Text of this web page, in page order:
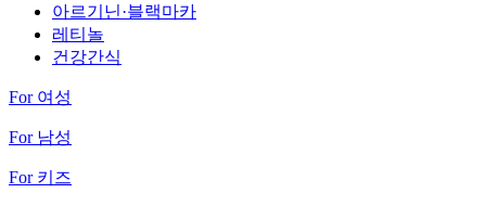
아르기닌·블랙마카
레티놀
건강간식
For 여성
For 남성
For 키즈